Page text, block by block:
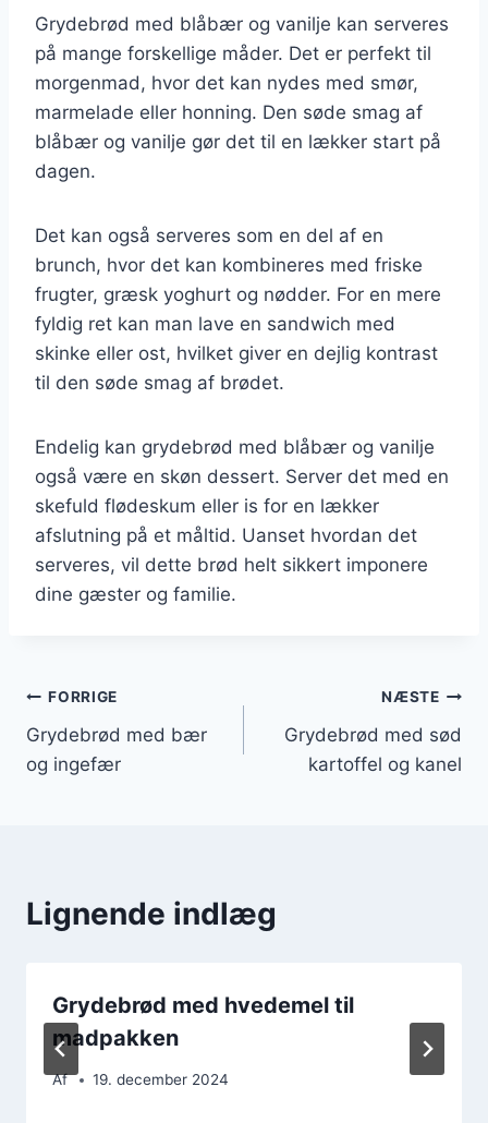
Grydebrød med blåbær og vanilje kan serveres
på mange forskellige måder. Det er perfekt til
morgenmad, hvor det kan nydes med smør,
marmelade eller honning. Den søde smag af
blåbær og vanilje gør det til en lækker start på
dagen.
Det kan også serveres som en del af en
brunch, hvor det kan kombineres med friske
frugter, græsk yoghurt og nødder. For en mere
fyldig ret kan man lave en sandwich med
skinke eller ost, hvilket giver en dejlig kontrast
til den søde smag af brødet.
Endelig kan grydebrød med blåbær og vanilje
også være en skøn dessert. Server det med en
skefuld flødeskum eller is for en lækker
afslutning på et måltid. Uanset hvordan det
serveres, vil dette brød helt sikkert imponere
dine gæster og familie.
Indlægsnavigation
FORRIGE
Grydebrød med bær
og ingefær
NÆSTE
Grydebrød med sød
kartoffel og kanel
Lignende indlæg
Grydebrød med hvedemel til
madpakken
Af 19. december 2024